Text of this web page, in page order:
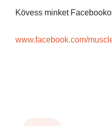
Kövess minket
www.facebook.com/